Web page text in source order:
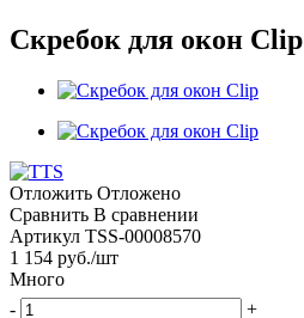
Скребок для окон Clip
Отложить Отложено
Сравнить В сравнении
Артикул TSS-00008570
1 154 руб./шт
Много
-
+